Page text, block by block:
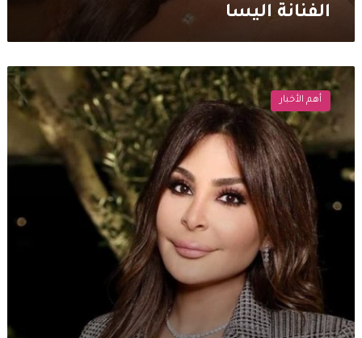
الفنانة اليسا
جذري
بملامح
اليسا
في
احدث
ظهور
يثير
أهم الأخبار